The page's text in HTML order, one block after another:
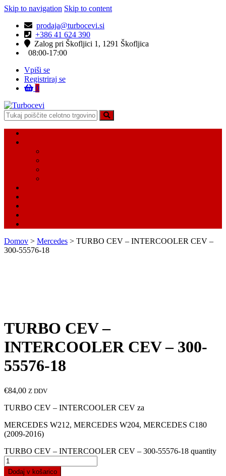
Skip to navigation Skip to content
prodaja@turbocevi.si
+386 41 624 390
Zalog pri Škofljici 1, 1291 Škofljica
08:00-17:00
Vpiši se
Registriraj se
0
Turbocevi
Turbo ideal – turbo cevi
Domov > Mercedes > TURBO CEV – INTERCOOLER CEV –
300-55576-18
TURBO CEV –
INTERCOOLER CEV – 300-
55576-18
€84,00 Z DDV
TURBO CEV – INTERCOOLER CEV za
MERCEDES W212, MERCEDES W204, MERCEDES C180
(2009-2016)
TURBO CEV – INTERCOOLER CEV – 300-55576-18 quantity
Dodaj v košarico